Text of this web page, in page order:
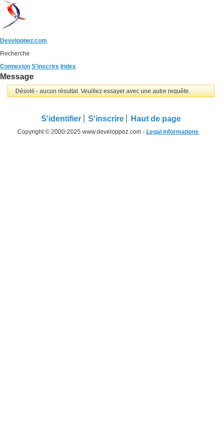
Developpez.com
Recherche
Connexion S'inscrire Index
Message
Désolé - aucun résultat. Veuillez essayer avec une autre requête.
S'identifier S'inscrire Haut de page
Copyright © 2000-2025 www.developpez.com - Legal informations